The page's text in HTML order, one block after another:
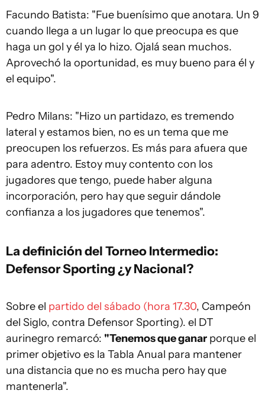
Facundo Batista: "Fue buenísimo que anotara. Un 9
cuando llega a un lugar lo que preocupa es que
haga un gol y él ya lo hizo. Ojalá sean muchos.
Aprovechó la oportunidad, es muy bueno para él y
el equipo".
Pedro Milans: "Hizo un partidazo, es tremendo
lateral y estamos bien, no es un tema que me
preocupen los refuerzos. Es más para afuera que
para adentro. Estoy muy contento con los
jugadores que tengo, puede haber alguna
incorporación, pero hay que seguir dándole
confianza a los jugadores que tenemos".
La definición del Torneo Intermedio:
Defensor Sporting ¿y Nacional?
Sobre el partido del sábado (hora 17.30, Campeón
del Siglo, contra Defensor Sporting). el DT
aurinegro remarcó: "Tenemos que ganar porque el
primer objetivo es la Tabla Anual para mantener
una distancia que no es mucha pero hay que
mantenerla".